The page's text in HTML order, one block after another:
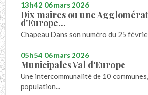
13h42 06mars 2026
Dix maires ou une
d'Europe...
Chapeau Dans son numéro du 25
05h54 06mars 2026
Municipales Val d'Europe
Une intercommunalité de 10
population...